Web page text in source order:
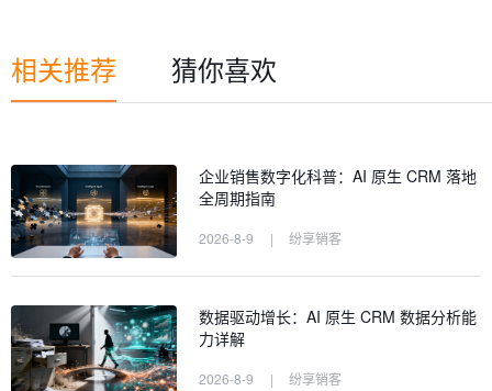
相关推荐 猜你喜欢
企业销售数字化科普：AI 原生 CRM 落地
全周期指南
2026-8-9 | 纷享销客
数据驱动增长：AI 原生 CRM 数据分析能
力详解
2026-8-9 | 纷享销客